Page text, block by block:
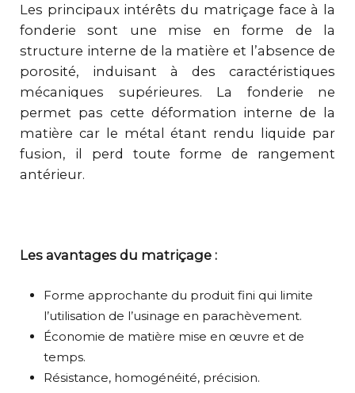
Les principaux intérêts du matriçage face à la
fonderie sont une mise en forme de la
structure interne de la matière et l’absence de
porosité, induisant à des caractéristiques
mécaniques supérieures. La fonderie ne
permet pas cette déformation interne de la
matière car le métal étant rendu liquide par
fusion, il perd toute forme de rangement
antérieur.
Les avantages du matriçage :
Forme approchante du produit fini qui limite
l’utilisation de l’usinage en parachèvement.
Économie de matière mise en œuvre et de
temps.
Résistance, homogénéité, précision.